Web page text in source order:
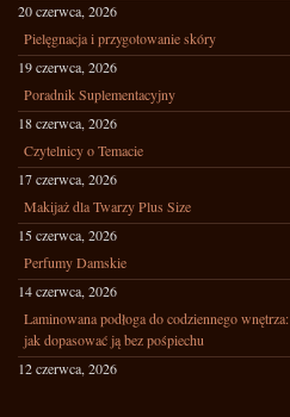
20 czerwca, 2026
Pielęgnacja i przygotowanie skóry
19 czerwca, 2026
Poradnik Suplementacyjny
18 czerwca, 2026
Czytelnicy o Temacie
17 czerwca, 2026
Makijaż dla Twarzy Plus Size
15 czerwca, 2026
Perfumy Damskie
14 czerwca, 2026
Laminowana podłoga do codziennego wnętrza:
jak dopasować ją bez pośpiechu
12 czerwca, 2026